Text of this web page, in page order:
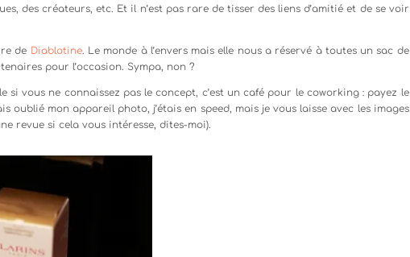
des créateurs, etc. Et il n’est pas rare de tisser des liens d’amitié et de se voir
de Diablotine. Le monde à l’envers mais elle nous a réservé à toutes un sac de
pour l’occasion. Sympa, non ?
si vous ne connaissez pas le concept, c’est un café pour le coworking : payez le
oublié mon appareil photo, j’étais en speed, mais je vous laisse avec les images
revue si cela vous intéresse, dites-moi).